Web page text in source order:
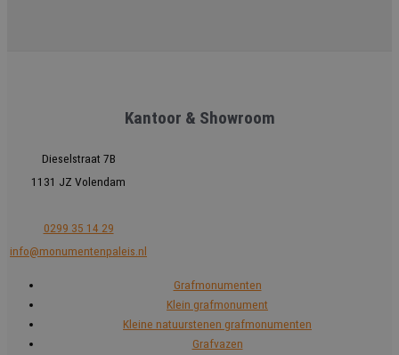
Kantoor & Showroom
Dieselstraat 7B
1131 JZ Volendam
0299 35 14 29
info@monumentenpaleis.nl
Grafmonumenten
Klein grafmonument
Kleine natuurstenen grafmonumenten
Grafvazen